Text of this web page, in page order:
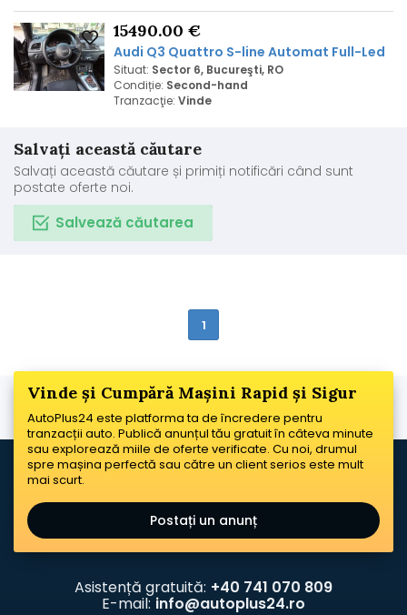
15490.00 €
Audi Q3 Quattro S-line Automat Full-Led
Situat: Sector 6, Bucureşti, RO
Condiție: Second-hand
Tranzacţie: Vinde
Salvați această căutare
Salvați această căutare și primiți notificări când sunt
postate oferte noi.
Salvează căutarea
1
Vinde și Cumpără Mașini Rapid și Sigur
AutoPlus24 este platforma ta de încredere pentru
tranzacții auto. Publică anunțul tău gratuit în câteva minute
sau explorează miile de oferte verificate. Cu noi, drumul
spre mașina perfectă sau către un client serios este mult
mai scurt.
Postați un anunț
Asistență gratuită: +40 741 070 809
E-mail: info@autoplus24.ro